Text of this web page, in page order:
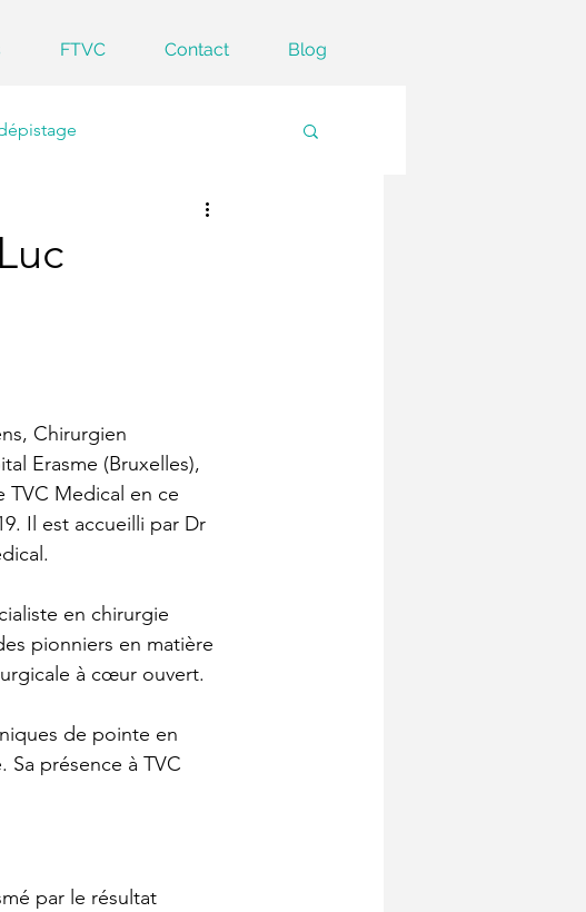
FTVC Contact Blog
Chirurgien
Erasme (Bruxelles),
TVC Medical en ce
Il est accueilli par Dr
en chirurgie
pionniers en matière
à cœur ouvert.
de pointe en
présence à TVC
par le résultat